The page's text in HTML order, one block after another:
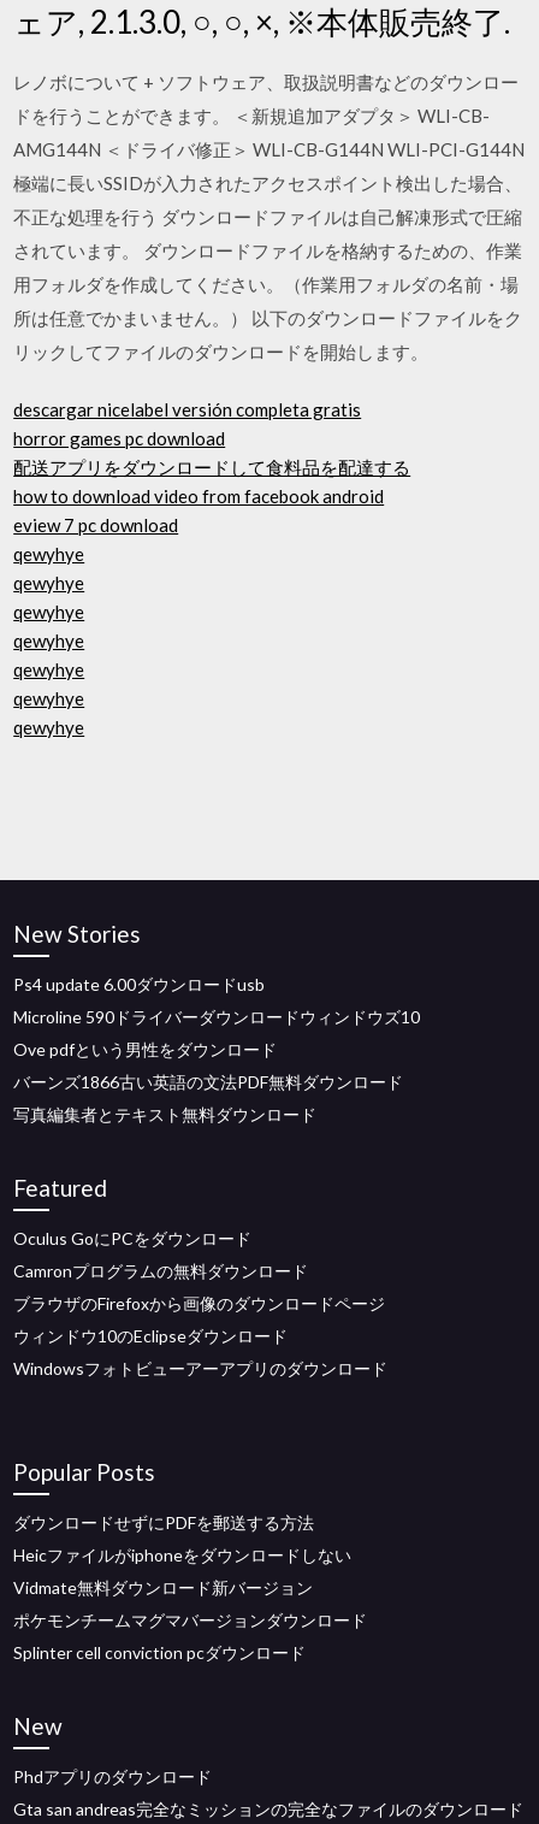
ェア, 2.1.3.0, ○, ○, ×, ※本体販売終了.
レノボについて + ソフトウェア、取扱説明書などのダウンロー
ドを行うことができます。 ＜新規追加アダプタ＞ WLI-CB-
AMG144N ＜ドライバ修正＞ WLI-CB-G144N WLI-PCI-G144N
極端に長いSSIDが入力されたアクセスポイント検出した場合、
不正な処理を行う ダウンロードファイルは自己解凍形式で圧縮
されています。 ダウンロードファイルを格納するための、作業
用フォルダを作成してください。（作業用フォルダの名前・場
所は任意でかまいません。） 以下のダウンロードファイルをク
リックしてファイルのダウンロードを開始します。
descargar nicelabel versión completa gratis
horror games pc download
配送アプリをダウンロードして食料品を配達する
how to download video from facebook android
eview 7 pc download
qewyhye
qewyhye
qewyhye
qewyhye
qewyhye
qewyhye
qewyhye
New Stories
Ps4 update 6.00ダウンロードusb
Microline 590ドライバーダウンロードウィンドウズ10
Ove pdfという男性をダウンロード
バーンズ1866古い英語の文法PDF無料ダウンロード
写真編集者とテキスト無料ダウンロード
Featured
Oculus GoにPCをダウンロード
Camronプログラムの無料ダウンロード
ブラウザのFirefoxから画像のダウンロードページ
ウィンドウ10のEclipseダウンロード
Windowsフォトビューアーアプリのダウンロード
Popular Posts
ダウンロードせずにPDFを郵送する方法
Heicファイルがiphoneをダウンロードしない
Vidmate無料ダウンロード新バージョン
ポケモンチームマグマバージョンダウンロード
Splinter cell conviction pcダウンロード
New
Phdアプリのダウンロード
Gta san andreas完全なミッションの完全なファイルのダウンロード